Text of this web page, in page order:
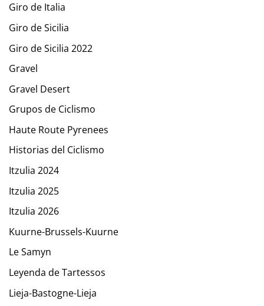
Giro de Italia
Giro de Sicilia
Giro de Sicilia 2022
Gravel
Gravel Desert
Grupos de Ciclismo
Haute Route Pyrenees
Historias del Ciclismo
Itzulia 2024
Itzulia 2025
Itzulia 2026
Kuurne-Brussels-Kuurne
Le Samyn
Leyenda de Tartessos
Lieja-Bastogne-Lieja